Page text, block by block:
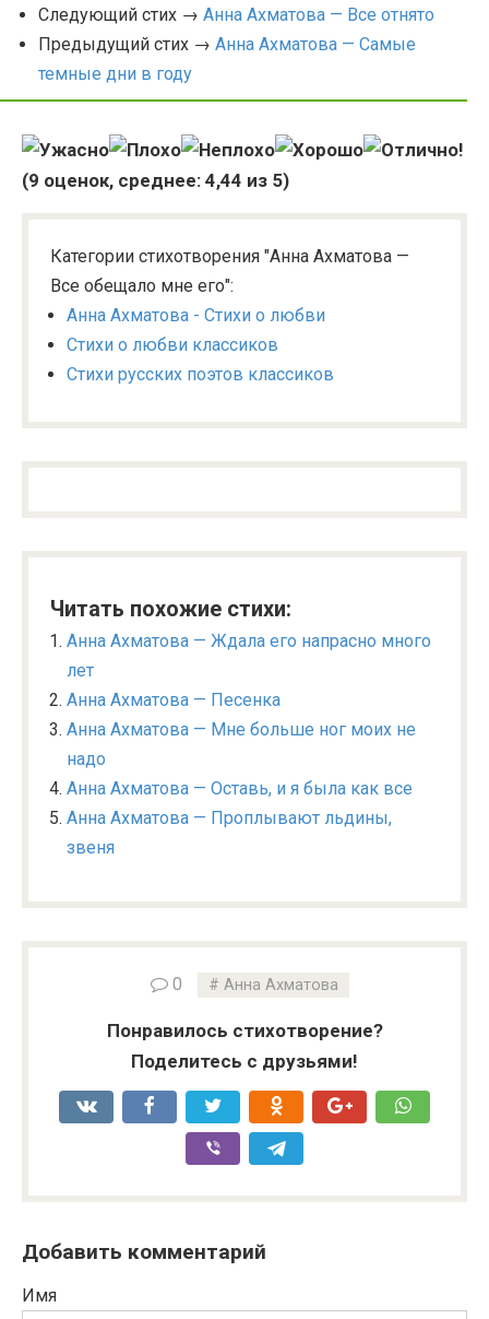
Следующий стих → Анна Ахматова — Все отнято
Предыдущий стих → Анна Ахматова — Самые
темные дни в году
(9 оценок, среднее: 4,44 из 5)
Категории стихотворения "Анна Ахматова —
Все обещало мне его":
Анна Ахматова - Стихи о любви
Стихи о любви классиков
Стихи русских поэтов классиков
Читать похожие стихи:
Анна Ахматова — Ждала его напрасно много
лет
Анна Ахматова — Песенка
Анна Ахматова — Мне больше ног моих не
надо
Анна Ахматова — Оставь, и я была как все
Анна Ахматова — Проплывают льдины,
звеня
0 Анна Ахматова
Понравилось стихотворение?
Поделитесь с друзьями!
Добавить комментарий
Имя